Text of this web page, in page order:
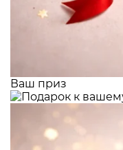
Ваш приз